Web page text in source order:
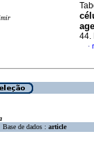
44.
·
Base de dados : article